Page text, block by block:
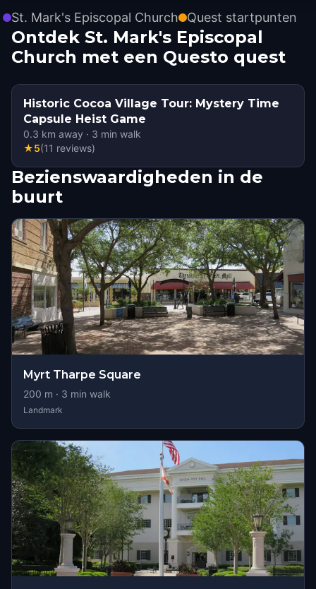
St. Mark's Episcopal Church Quest startpunten
Ontdek St. Mark's Episcopal
Church met een Questo quest
Historic Cocoa Village Tour: Mystery Time
Capsule Heist Game
0.3 km away · 3 min walk
★5(11 reviews)
Bezienswaardigheden in de
buurt
Myrt Tharpe Square
200 m · 3 min walk
Landmark